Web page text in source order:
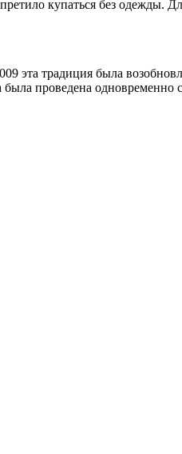
купаться без одежды.
эта традиция была
проведена одновременно